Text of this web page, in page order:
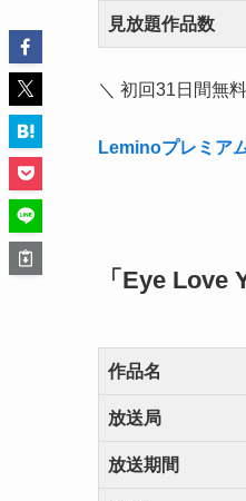
見放題作品数
＼ 初回31日間無
Leminoプレミア
「Eye Love
作品名
放送局
放送期間